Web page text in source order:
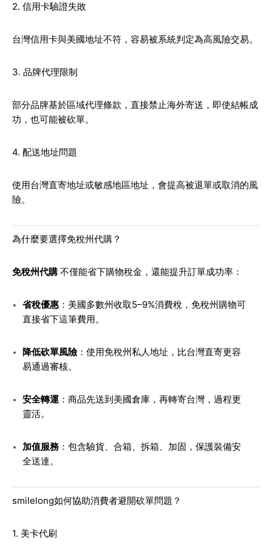
2. 信用卡驗證失敗
台灣信用卡與美國地址不符，容易被系統判定為高風險交易。
3. 品牌代理限制
部分品牌基於區域代理條款，直接禁止海外寄送，即使結帳成
功，也可能被砍單。
4. 配送地址問題
使用台灣直寄地址或敏感地區地址，會提高被退單或取消的風
險。
為什麼要選擇免稅州代購？
免稅州代購 不僅能省下購物稅金，還能提升訂單成功率：
省稅優惠：美國多數州收取5–9%消費稅，免稅州購物可
直接省下這筆費用。
降低砍單風險：使用免稅州私人地址，比台灣直寄更容
易通過審核。
安全轉運：商品先送到美國倉庫，再轉寄台灣，過程更
靈活。
加值服務：包含驗貨、合箱、拆箱、加固，保護裝備安
全送達。
smilelong如何協助消費者避開砍單問題？
1. 美卡代刷